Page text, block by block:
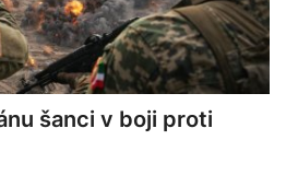
šanci v boji proti